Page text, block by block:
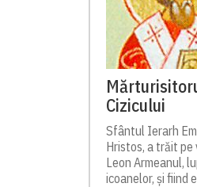
Cizicului
Sfântul Ierarh
Hristos, a trăit pe
Leon Armeanul,
icoanelor, și fiind